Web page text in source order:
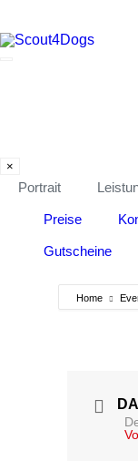
×
Portrait
Preise
Gutscheine
Home